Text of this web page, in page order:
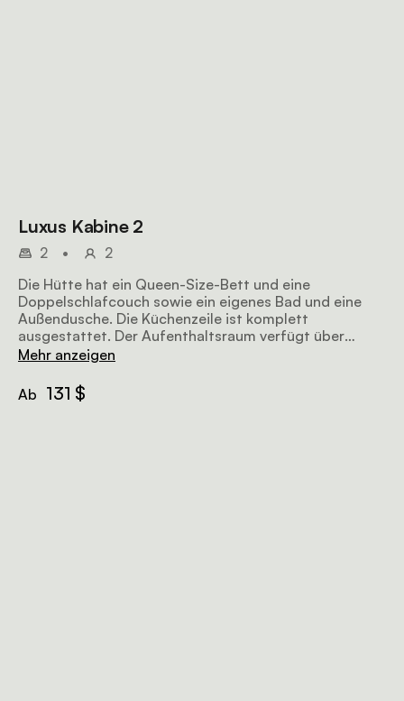
Luxus Kabine 2
2 •
2
Die Hütte hat ein Queen-Size-Bett und eine
Doppelschlafcouch sowie ein eigenes Bad und eine
Außendusche. Die Küchenzeile ist komplett
ausgestattet. Der Aufenthaltsraum verfügt über
bequeme Sitzgelegenheiten, einen Fernseher und Wi-
Mehr anzeigen
Ab 131 $